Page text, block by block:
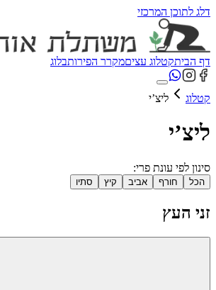
דלג לתוכן המרכזי
דף הביתקטלוג עציםמקרר הפירותבלוג
קטלוג ליצ’י
ליצ’י
סינון לפי עונת פרי:
הכל חורף אביב קיץ סתיו
זני העץ